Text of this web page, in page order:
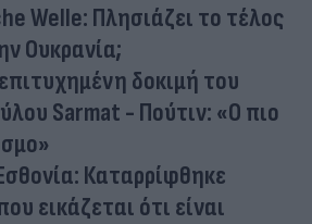
Welle: Πλησιάζει το τέλος
Ουκρανία;
δοκιμή του
Sarmat - Πούτιν: «Ο πιο
Καταρρίφθηκε
εικάζεται ότι είναι